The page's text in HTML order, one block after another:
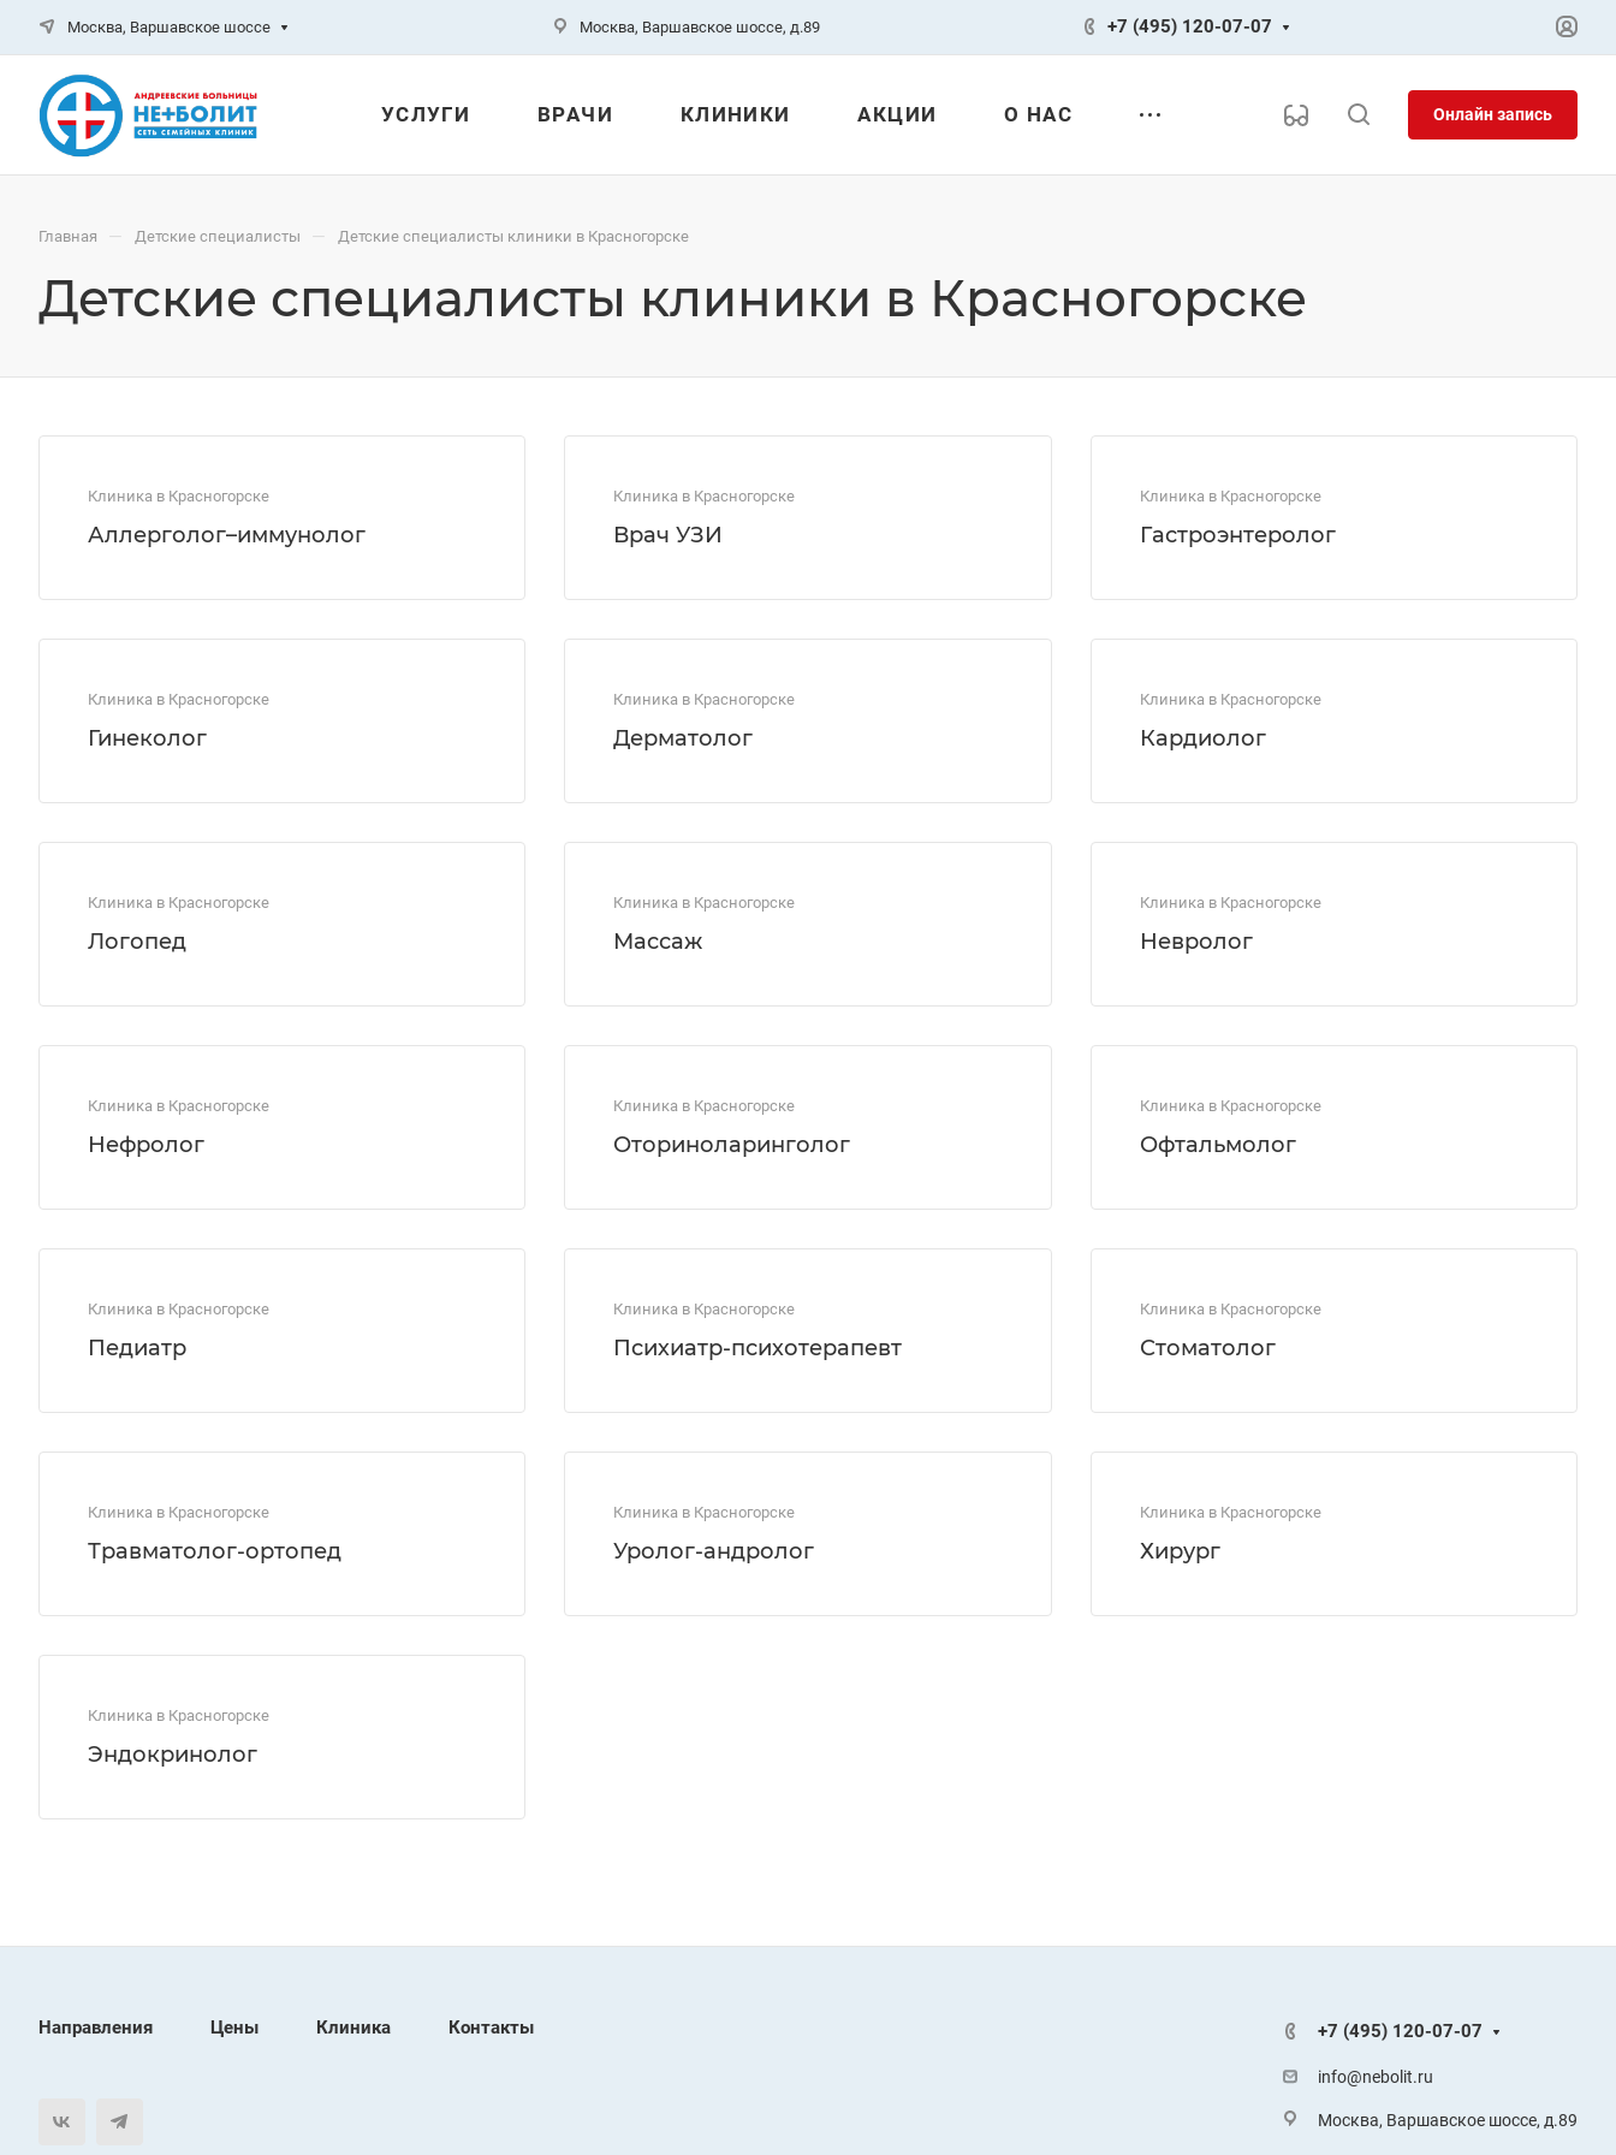
Москва, Варшавское шоссе Москва, Варшавское шоссе, д.89 +7 (495) 120-07-07
УСЛУГИ ВРАЧИ КЛИНИКИ АКЦИИ О НАС Онлайн запись
Главная — Детские специалисты — Детские специалисты клиники в Красногорске
Детские специалисты клиники в Красногорске
Клиника в Красногорске
Аллерголог–иммунолог
Клиника в Красногорске
Врач УЗИ
Клиника в Красногорске
Гастроэнтеролог
Клиника в Красногорске
Гинеколог
Клиника в Красногорске
Дерматолог
Клиника в Красногорске
Кардиолог
Клиника в Красногорске
Логопед
Клиника в Красногорске
Массаж
Клиника в Красногорске
Невролог
Клиника в Красногорске
Нефролог
Клиника в Красногорске
Оториноларинголог
Клиника в Красногорске
Офтальмолог
Клиника в Красногорске
Педиатр
Клиника в Красногорске
Психиатр-психотерапевт
Клиника в Красногорске
Стоматолог
Клиника в Красногорске
Травматолог-ортопед
Клиника в Красногорске
Уролог-андролог
Клиника в Красногорске
Хирург
Клиника в Красногорске
Эндокринолог
Направления Цены Клиника Контакты +7 (495) 120-07-07
info@nebolit.ru
Москва, Варшавское шоссе, д.89